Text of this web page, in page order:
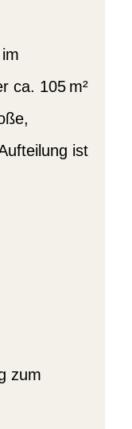
ca. 105 m²
ist
zum